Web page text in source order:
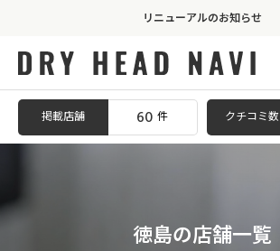
リニューアルのお知らせ
掲載店舗 60 件 クチコミ数
徳島の店舗一覧